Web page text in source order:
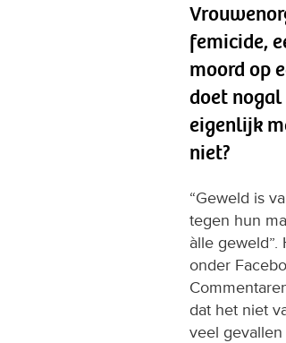
femicide,
moord op
doet
eigenlijk
niet?
“Geweld is
tegen hun
àlle
onder
dat het niet
veel